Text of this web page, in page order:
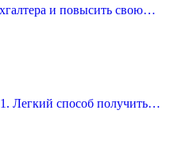
и повысить свою…
Легкий способ получить…